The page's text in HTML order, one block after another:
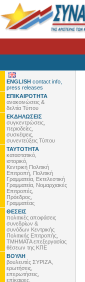
ENGLISH contact info,
press releases
ΕΠΙΚΑΙΡΟΤΗΤΑ
ανακοινώσεις &
δελτία Τύπου
ΕΚΔΗΛΩΣΕΙΣ
συγκεντρώσεις,
περιοδείες,
συσκέψεις,
συνεντεύξεις Τύπου
ΤΑΥΤΟΤΗΤΑ
καταστατικό,
ιστορικό,
Κεντρική Πολιτική
Επιτροπή, Πολιτική
Γραμματεία, Εκτελεστική
Γραμματεία, Νομαρχιακές
Επιτροπές,
Πρόεδρος,
Γραμματέας
ΘΕΣΕΙΣ
πολιτικές αποφάσεις
συνεδρίων &
συνόδων Κεντρικής
Πολιτικής Επιτροπής,
ΤΜΗΜΑΤΑ επεξεργασίας
θέσεων της ΚΠΕ
ΒΟΥΛΗ
βουλευτές ΣΥΡΙΖΑ,
ερωτήσεις,
επερωτήσεις,
επίκαιρες,